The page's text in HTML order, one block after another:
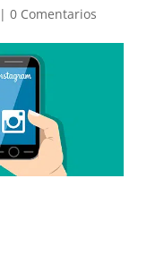
| 0 Comentarios